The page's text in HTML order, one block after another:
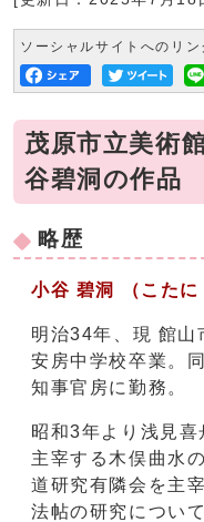
ソーシャルサイトへのリ
茂原市立美術
谷碧洞の作品
略歴
小谷 碧洞 （こた
明治34年、現 館山
安房中学校卒業。
知事官房に勤務。
昭和3年より浅見
主宰する木俣曲水
道研究有隣会を主
法帖の研究につい